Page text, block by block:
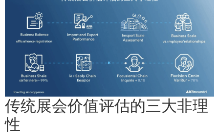
传统展会价值评估的三大非理
性